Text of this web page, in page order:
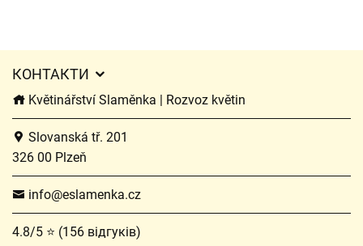
КОНТАКТИ
Květinářství Slaměnka | Rozvoz květin
Slovanská tř. 201
326 00 Plzeň
info@eslamenka.cz
4.8/5 ⭐ (156 відгуків)